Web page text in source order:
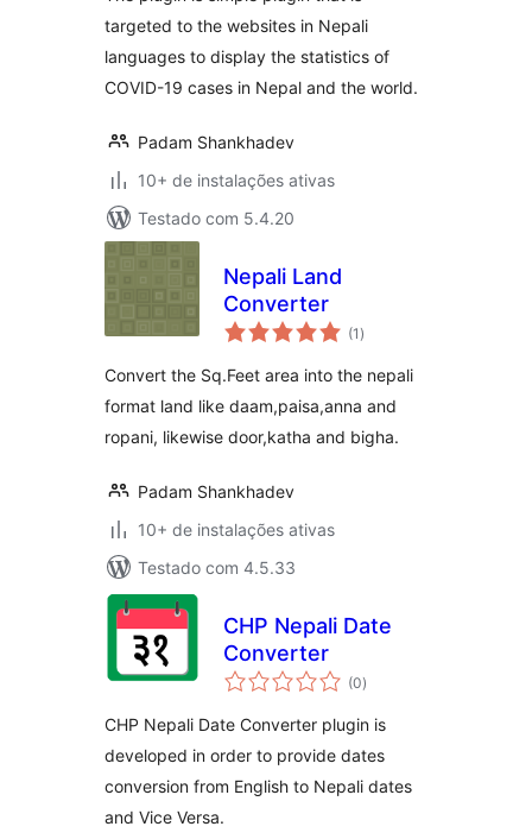
targeted to the websites in Nepali
languages to display the statistics of
COVID-19 cases in Nepal and the world.
Padam Shankhadev
10+ de instalações ativas
Testado com 5.4.20
Nepali Land
Converter
(1 total
de
)
Convert the Sq.Feet area into the nepali
format land like daam,paisa,anna and
ropani, likewise door,katha and bigha.
Padam Shankhadev
10+ de instalações ativas
Testado com 4.5.33
CHP Nepali Date
Converter
(0total
de
)
CHP Nepali Date Converter plugin is
developed in order to provide dates
conversion from English to Nepali dates
and Vice Versa.